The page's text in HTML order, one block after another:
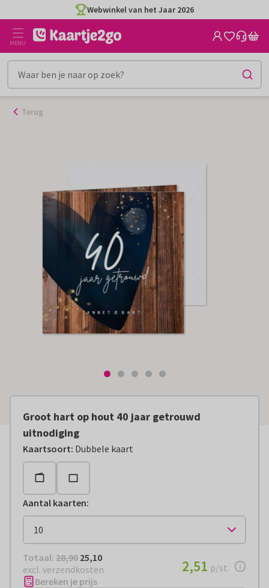
naar
inhoud
Webwinkel van het Jaar 2026
MENU
Terug
Groot hart op hout 40 jaar getrouwd
uitnodiging
Kaartsoort: Dubbele kaart
Aantal kaarten:
Totaal: € 25,10
Totaal: 28,90 25,10
excl. verzendkosten
€ 2,51 per stuk
2,51 p/st.
Bereken je prijs